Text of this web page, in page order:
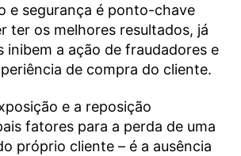
e segurança é ponto-chave
ter os melhores resultados, já
inibem a ação de fraudadores e
de compra do cliente.
e a reposição
fatores para a perda de uma
próprio cliente – é a ausência